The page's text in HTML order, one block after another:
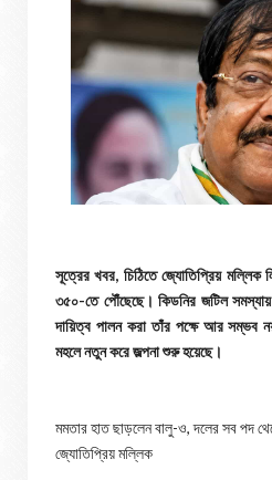
সূত্রের খবর, চিঠিতে জ্যোতিপ্রিয় মল্লিক
৩৫০-তে পৌঁছেছে। কিডনির জটিল
দায়িত্ব পালন করা তাঁর পক্ষে আর সম্ভব
মহলে নতুন করে জল্পনা শুরু হয়েছে।
মমতার হাত ছাড়লেন বালু-ও, দলের সব পদ
জ্যোতিপ্রিয় মল্লিক